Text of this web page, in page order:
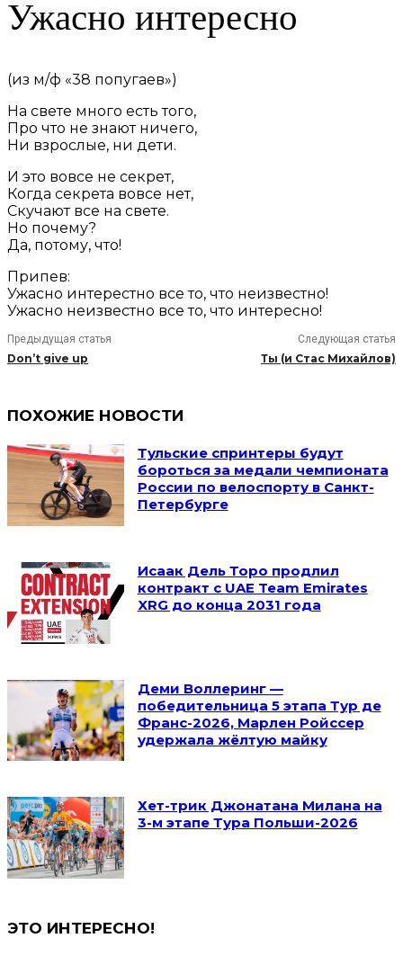
Ужасно интересно
(из м/ф «38 попугаев»)
На свете много есть того,
Про что не знают ничего,
Ни взрослые, ни дети.
И это вовсе не секрет,
Когда секрета вовсе нет,
Скучают все на свете.
Но почему?
Да, потому, что!
Припев:
Ужасно интерестно все то, что неизвестно!
Ужасно неизвестно все то, что интересно!
Предыдущая статья
Don’t give up
Следующая статья
Ты (и Стас Михайлов)
ПОХОЖИЕ НОВОСТИ
Тульские спринтеры будут
бороться за медали чемпионата
России по велоспорту в Санкт-
Петербурге
Исаак Дель Торо продлил
контракт с UAE Team Emirates
XRG до конца 2031 года
Деми Воллеринг —
победительница 5 этапа Тур де
Франс-2026, Марлен Ройссер
удержала жёлтую майку
Хет-трик Джонатана Милана на
3-м этапе Тура Польши-2026
ЭТО ИНТЕРЕСНО!